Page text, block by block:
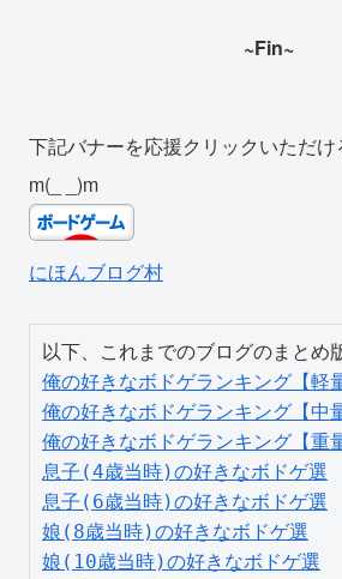
~Fin~
下記バナーを応援クリックいただけ
m(_ _)m
にほんブログ村
俺の好きなボドゲランキング【軽
俺の好きなボドゲランキング【中
俺の好きなボドゲランキング【重
息子(4歳当時)の好きなボドゲ選
息子(6歳当時)の好きなボドゲ選
娘(8歳当時)の好きなボドゲ選
娘(10歳当時)の好きなボドゲ選